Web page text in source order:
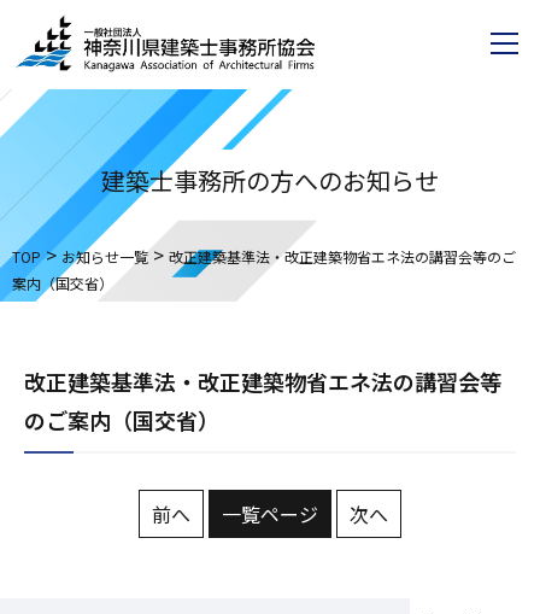
建築士事務所の方へのお知らせ
TOP> お知らせ一覧> 改正建築基準法・改正建築物省エネ法の講習会等のご
案内（国交省）
改正建築基準法・改正建築物省エネ法の講習会等
のご案内（国交省）
前へ 一覧ページ 次へ